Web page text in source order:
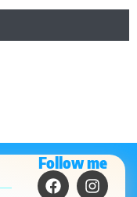
Follow me